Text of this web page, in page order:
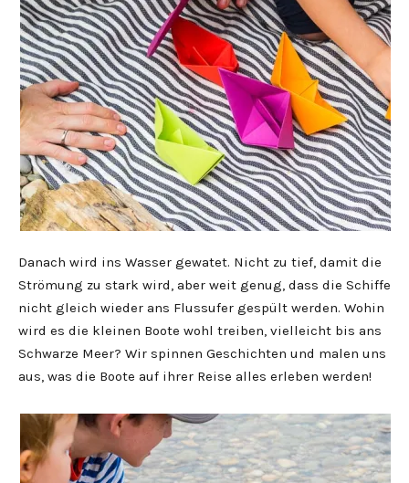
Danach wird ins Wasser gewatet. Nicht zu tief, damit die
Strömung zu stark wird, aber weit genug, dass die Schiffe
nicht gleich wieder ans Flussufer gespült werden. Wohin
wird es die kleinen Boote wohl treiben, vielleicht bis ans
Schwarze Meer? Wir spinnen Geschichten und malen uns
aus, was die Boote auf ihrer Reise alles erleben werden!